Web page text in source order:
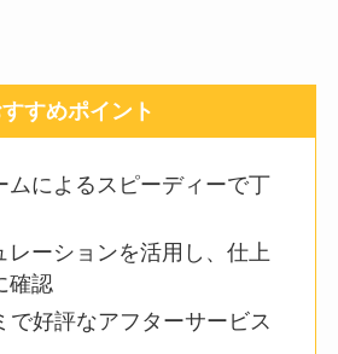
すめポイント
ムによるスピーディーで丁
レーションを活用し、仕上
確認
で好評なアフターサービス